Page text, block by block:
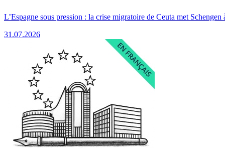
L’Espagne sous pression : la crise migratoire de Ceuta met Schengen
31.07.2026